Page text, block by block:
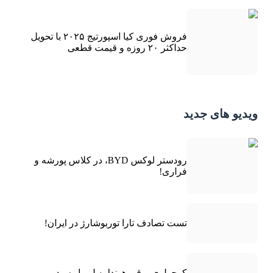
فروش فوری کیا اسپورتیج ۲۰۲۵ با تحویل
حداکثر ۲۰ روزه و قیمت قطعی
ویدیو های جدید
رودستر لوکس BYD، در کلاس پورشه و
فراری!